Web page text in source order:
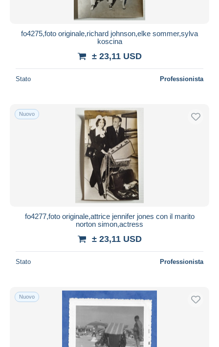
fo4275,foto originale,richard johnson,elke sommer,sylva
koscina
± 23,11 USD
Stato Professionista
Nuovo
fo4277,foto originale,attrice jennifer jones con il marito
norton simon,actress
± 23,11 USD
Stato Professionista
Nuovo